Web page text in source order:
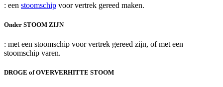
: een stoomschip voor vertrek gereed maken.
Onder STOOM ZIJN
: met een stoomschip voor vertrek gereed zijn, of met een
stoomschip varen.
DROGE of OVERVERHITTE STOOM